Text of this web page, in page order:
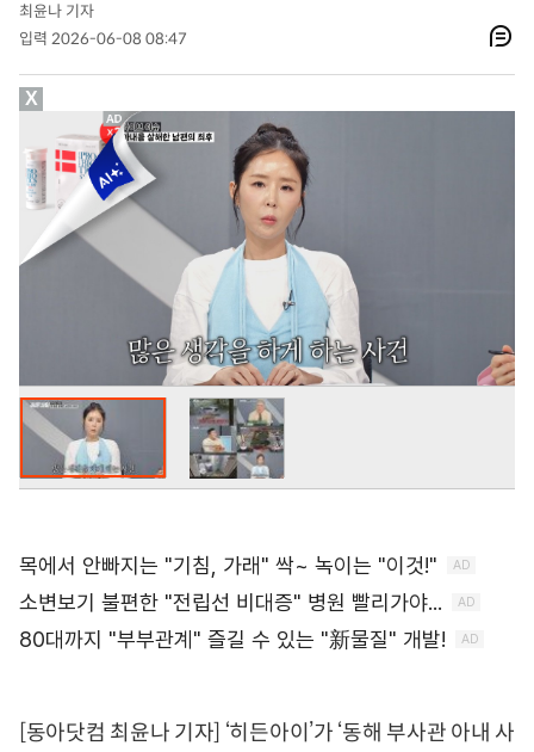
최윤나 기자
입력 2026-06-08 08:47
[동아닷컴 최윤나 기자] ‘히든아이’가 ‘동해 부사관 아내 사
X